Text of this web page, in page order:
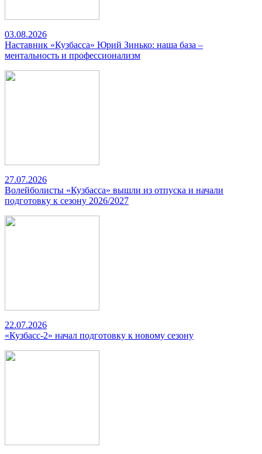
03.08.2026
Наставник «Кузбасса» Юрий Зинько: наша база –
ментальность и профессионализм
27.07.2026
Волейболисты «Кузбасса» вышли из отпуска и начали
подготовку к сезону 2026/2027
22.07.2026
«Кузбасс-2» начал подготовку к новому сезону